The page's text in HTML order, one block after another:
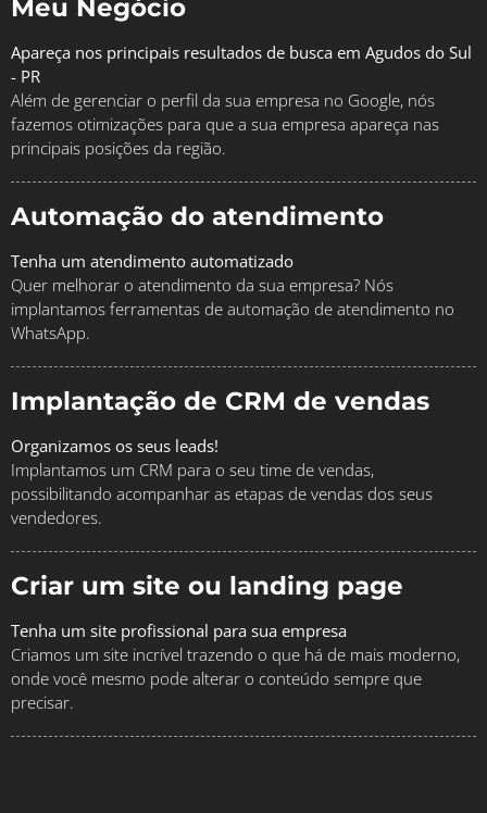
Meu Negócio
Apareça nos principais resultados de busca em Agudos do Sul
- PR
Além de gerenciar o perfil da sua empresa no Google, nós
fazemos otimizações para que a sua empresa apareça nas
principais posições da região.
Automação do atendimento
Tenha um atendimento automatizado
Quer melhorar o atendimento da sua empresa? Nós
implantamos ferramentas de automação de atendimento no
WhatsApp.
Implantação de CRM de vendas
Organizamos os seus leads!
Implantamos um CRM para o seu time de vendas,
possibilitando acompanhar as etapas de vendas dos seus
vendedores.
Criar um site ou landing page
Tenha um site profissional para sua empresa
Criamos um site incrível trazendo o que há de mais moderno,
onde você mesmo pode alterar o conteúdo sempre que
precisar.